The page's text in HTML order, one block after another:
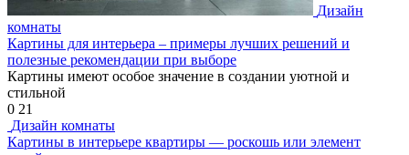
Дизайн
комнаты
Картины для интерьера – примеры лучших решений и
полезные рекомендации при выборе
Картины имеют особое значение в создании уютной и
стильной
0 21
Дизайн комнаты
Картины в интерьере квартиры — роскошь или элемент